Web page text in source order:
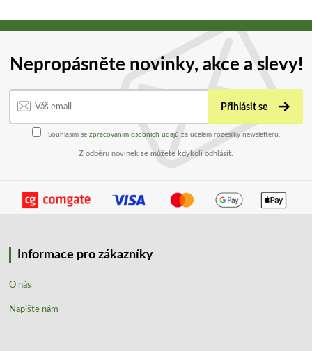
Nepropásněte novinky, akce a slevy!
Přihlásit se
Souhlasím se zpracováním osobních údajů za účelem rozesílky newsletteru.
Z odběru novinek se můžete kdykoli odhlásit.
Informace pro zákazníky
O nás
Napište nám